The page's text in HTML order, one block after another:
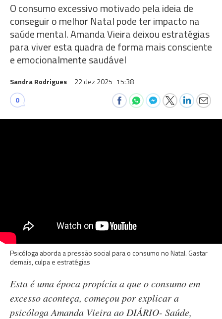
O consumo excessivo motivado pela ideia de
conseguir o melhor Natal pode ter impacto na
saúde mental. Amanda Vieira deixou estratégias
para viver esta quadra de forma mais consciente
e emocionalmente saudável
Sandra Rodrigues 22 dez 2025 15:38
0
Psicóloga aborda a pressão social para o consumo no Natal. Gastar
demais, culpa e estratégias
Esta é uma época propícia a que o consumo em
excesso aconteça, começou por explicar a
psicóloga Amanda Vieira ao DIÁRIO- Saúde,